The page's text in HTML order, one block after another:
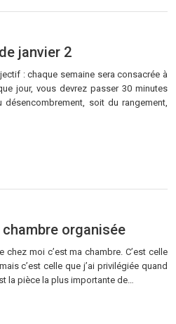
janvier 2
: chaque semaine sera consacrée à
jour, vous devrez passer 30 minutes
soit du rangement,
organisée
chez moi c’est ma chambre. C’est celle
c’est celle que j’ai privilégiée quand
la pièce la plus importante de…